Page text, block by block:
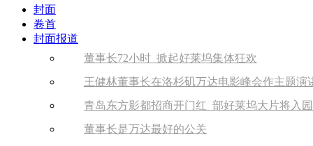
封面
卷首
封面报道
董事长72小时 掀起好莱坞集体狂欢
王健林董事长在洛杉矶万达电影峰会作主题
青岛东方影都招商开门红 部好莱坞大片将入园
董事长是万达最好的公关